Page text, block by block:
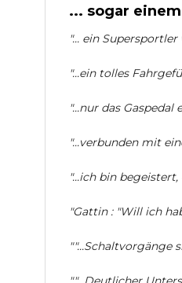
... sogar
"... ein
"...ein tolles
"...nur das
"...verbunden mit
"...ich bin
"Gattin : "Will ich
""...Schaltvorgänge